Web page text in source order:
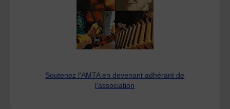
Soutenez l'AMTA en devenant adhérant de
l'association